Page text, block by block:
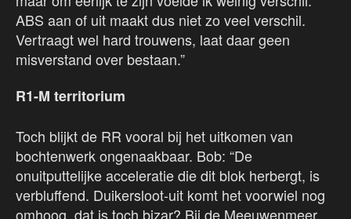
ABS aan of uit maakt dus niet zo veel verschil.
Vertraagt wel hard trouwens, laat daar geen
misverstand over bestaan.”
R1-M territorium
Toch blijkt de RR vooral bij het uitkomen van
bochtenwerk ongenaakbaar. Bob: “De
onuitputtelijke acceleratie die dit blok herbergt, is
verbluffend. Duikersloot-uit komt het voorwiel nog
omhoog, dat is toch bizar? Bij de Meeuwenmeer